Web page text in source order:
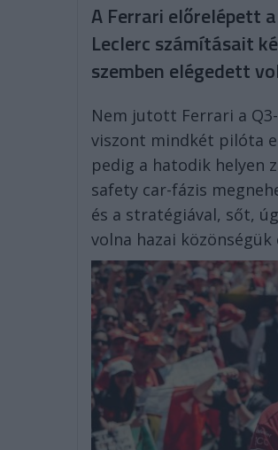
A Ferrari előrelépett
Leclerc számításait
szemben elégedett
Nem jutott Ferrari a
viszont mindkét pilóta
pedig a hatodik helyen
safety car-fázis
és a stratégiával, sőt,
volna hazai